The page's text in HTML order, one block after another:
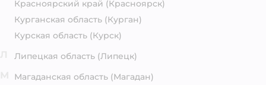
Красноярский край (Красноярск)
Курганская область (Курган)
Курская область (Курск)
Липецкая область (Липецк)
Магаданская область (Магадан)